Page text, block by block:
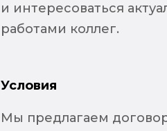
и интересоваться
работами коллег.
Условия
Мы предлагаем